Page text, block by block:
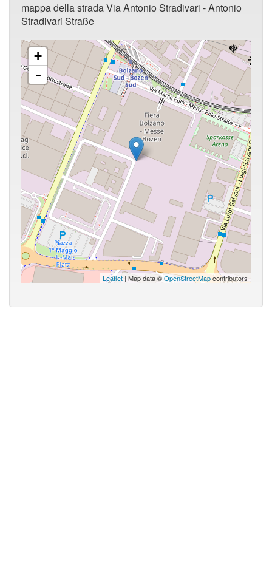
mappa della strada Via Antonio Stradivari - Antonio
Stradivari Straße
+
-
Leaflet | Map data ©OpenStreetMapcontributors